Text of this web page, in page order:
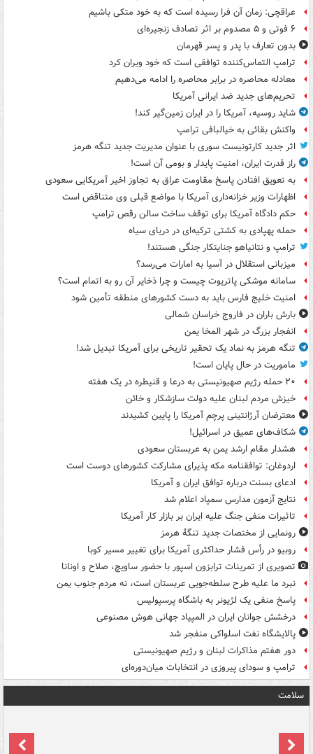
عراقچی: زمان آن فرا رسیده است که به خود متکی باشیم
۶ فوتی و ۵ مصدوم بر اثر تصادف زنجیره‌ای
بدون تعارف با پدر و پسر قهرمان
ترامپ التماس‌کننده توافقی است که خود ویران کرد
معادله محاصره در برابر محاصره را ادامه می‌دهیم
تحریم‌های جدید ضد ایرانی آمریکا
شاید روسیه، آمریکا را در ایران زمین‌گیر کند!
واکنش بقائی به خیالبافی ترامپ
اثر جدید کارتونیست سوری با عنوان مدیریت جدید تنگه هرمز
راز قدرت ایران، امنیت پایدار و بومی آن است!
به تعویق افتادن پاسخ مقاومت عراق به تجاوز اخیر آمریکایی سعودی
اظهارات وزیر خزانه‌داری آمریکا با مواضع قبلی وی متناقض است
حکم دادگاه آمریکا برای توقف ساخت سالن رقص ترامپ
حمله پهپادی به کشتی ترکیه‌ای در دریای سیاه
ترامپ و نتانیاهو جنایتکار جنگی هستند!
میزبانی استقلال در آسیا به امارات می‌رسد؟
سامانه موشکی پاتریوت چیست و چرا ذخایر آن رو به اتمام است؟
امنیت خلیج فارس باید به دست کشورهای منطقه تأمین شود
بارش باران در فاروج خراسان شمالی
انفجار بزرگ در شهر المخا یمن
تنگه هرمز به نماد یک تحقیر تاریخی برای آمریکا تبدیل شد!
ماموریت در حال پایان است!
۲۰ حمله رژیم صهیونیستی به درعا و قنیطره در یک هفته
خیزش مردم لبنان علیه دولت سازشکار و خائن
معترضان آرژانتینی پرچم آمریکا را پایین کشیدند
شکاف‌های عمیق در اسرائیل!
هشدار مقام ارشد یمن به عربستان سعودی
اردوغان: توافقنامه مکه پذیرای مشارکت کشورهای دوست است
ادعای بسنت درباره توافق ایران و آمریکا
نتایج آزمون مدارس سمپاد اعلام شد
تاثیرات منفی جنگ علیه ایران بر بازار کار آمریکا
رونمایی از مختصات جدید تنگۀ هرمز
روبیو در رأس فشار حداکثری آمریکا برای تغییر مسیر کوبا
تصویری از تمرینات ترابزون اسپور با حضور ساویچ، صلاح و اونانا
نبرد ما علیه طرح سلطه‌جویی عربستان است، نه مردم جنوب یمن
پاسخ منفی یک لژیونر به باشگاه پرسپولیس
درخشش جوانان ایران در المپیاد جهانی هوش مصنوعی
پالایشگاه نفت اسلواکی منفجر شد
دور هفتم مذاکرات لبنان و رژیم صهیونیستی
ترامپ و سودای پیروزی در انتخابات میان‌دوره‌ای
سلامت